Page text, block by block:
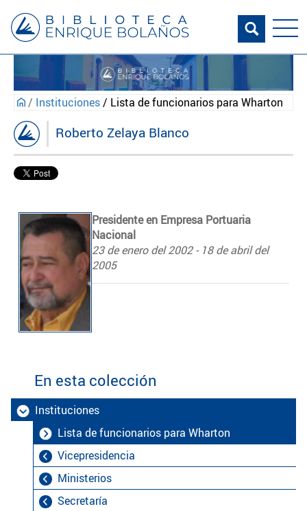
/ Instituciones/ Lista de funcionarios para Wharton
Roberto Zelaya Blanco
Presidente en Empresa Portuaria
Nacional
23 de enero del 2002 - 18 de abril del
2005
En esta colección
Instituciones
Vicepresidencia
Ministerios
Secretaría
Lista de funcionarios para Wharton